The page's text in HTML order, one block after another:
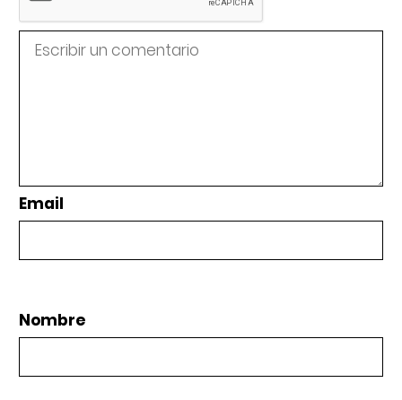
Email
Nombre